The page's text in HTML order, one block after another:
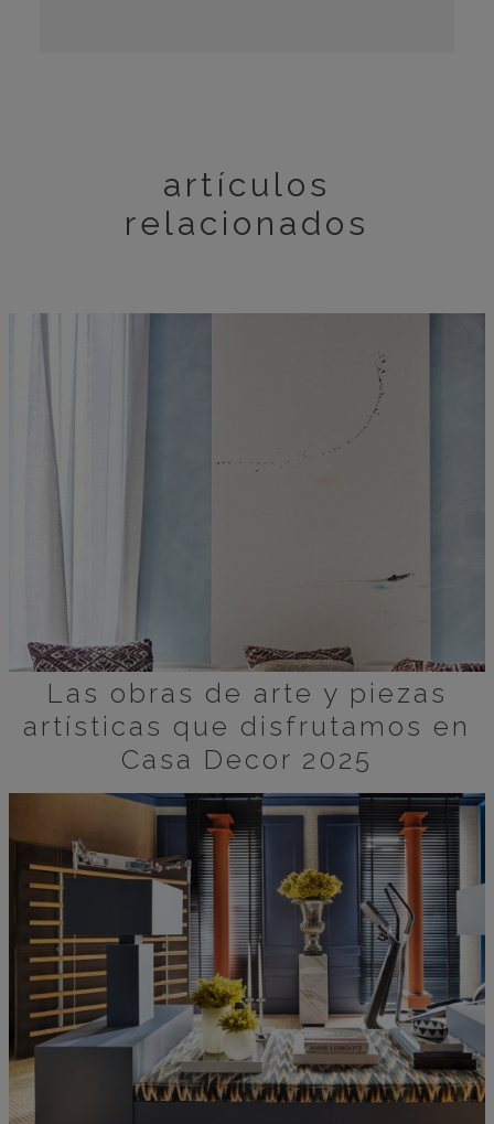
artículos
relacionados
Las obras de arte y piezas
artísticas que disfrutamos en
Casa Decor 2025